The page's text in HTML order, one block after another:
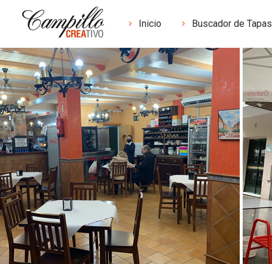
Inicio Buscador de Tapas